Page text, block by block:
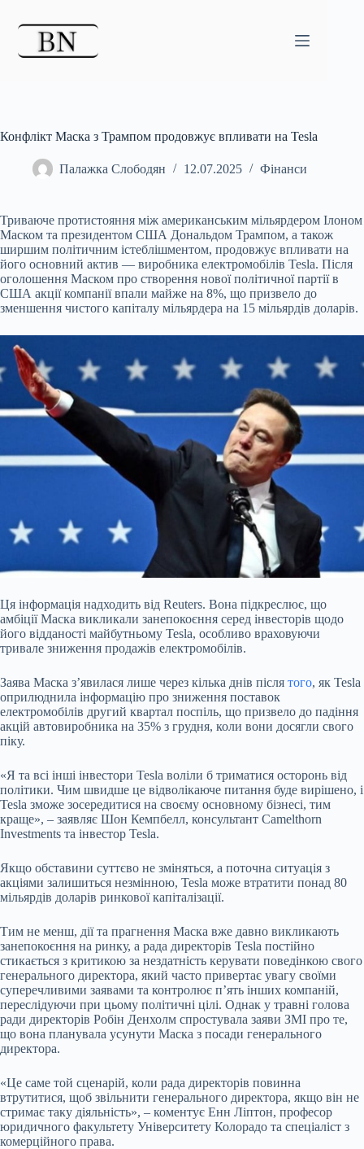
Конфлікт Маска з Трампом продовжує впливати на Tesla
Палажка Слободян 12.07.2025 Фінанси
Триваюче протистояння між американським мільярдером Ілоном
Маском та президентом США Дональдом Трампом, а також
ширшим політичним істеблішментом, продовжує впливати на
його основний актив — виробника електромобілів Tesla. Після
оголошення Маском про створення нової політичної партії в
США акції компанії впали майже на 8%, що призвело до
зменшення чистого капіталу мільярдера на 15 мільярдів доларів.
Ця інформація надходить від Reuters. Вона підкреслює, що
амбіції Маска викликали занепокоєння серед інвесторів щодо
його відданості майбутньому Tesla, особливо враховуючи
тривале зниження продажів електромобілів.
Заява Маска з’явилася лише через кілька днів після того, як Tesla
оприлюднила інформацію про зниження поставок
електромобілів другий квартал поспіль, що призвело до падіння
акцій автовиробника на 35% з грудня, коли вони досягли свого
піку.
«Я та всі інші інвестори Tesla воліли б триматися осторонь від
політики. Чим швидше це відволікаюче питання буде вирішено, і
Tesla зможе зосередитися на своєму основному бізнесі, тим
краще», – заявляє Шон Кемпбелл, консультант Camelthorn
Investments та інвестор Tesla.
Якщо обставини суттєво не зміняться, а поточна ситуація з
акціями залишиться незмінною, Tesla може втратити понад 80
мільярдів доларів ринкової капіталізації.
Тим не менш, дії та прагнення Маска вже давно викликають
занепокоєння на ринку, а рада директорів Tesla постійно
стикається з критикою за нездатність керувати поведінкою свого
генерального директора, який часто привертає увагу своїми
суперечливими заявами та контролює п’ять інших компаній,
переслідуючи при цьому політичні цілі. Однак у травні голова
ради директорів Робін Денхолм спростувала заяви ЗМІ про те,
що вона планувала усунути Маска з посади генерального
директора.
«Це саме той сценарій, коли рада директорів повинна
втрутитися, щоб звільнити генерального директора, якщо він не
стримає таку діяльність», – коментує Енн Ліптон, професор
юридичного факультету Університету Колорадо та спеціаліст з
комерційного права.